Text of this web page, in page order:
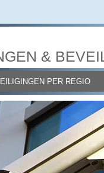
&
PER REGIO